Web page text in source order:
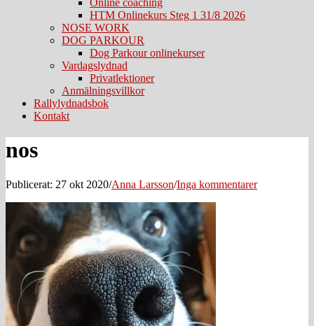
Online coaching
HTM Onlinekurs Steg 1 31/8 2026
NOSE WORK
DOG PARKOUR
Dog Parkour onlinekurser
Vardagslydnad
Privatlektioner
Anmälningsvillkor
Rallylydnadsbok
Kontakt
nos
Publicerat: 27 okt 2020/Anna Larsson/Inga kommentarer